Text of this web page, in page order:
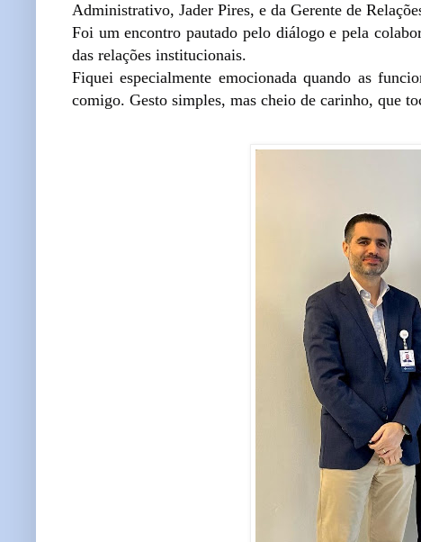
Administrativo, Jader Pires, e da Gerente de
Foi um encontro pautado pelo diálogo e pela
das relações institucionais.
Fiquei especialmente emocionada quando as
comigo. Gesto simples, mas cheio de carinho, que